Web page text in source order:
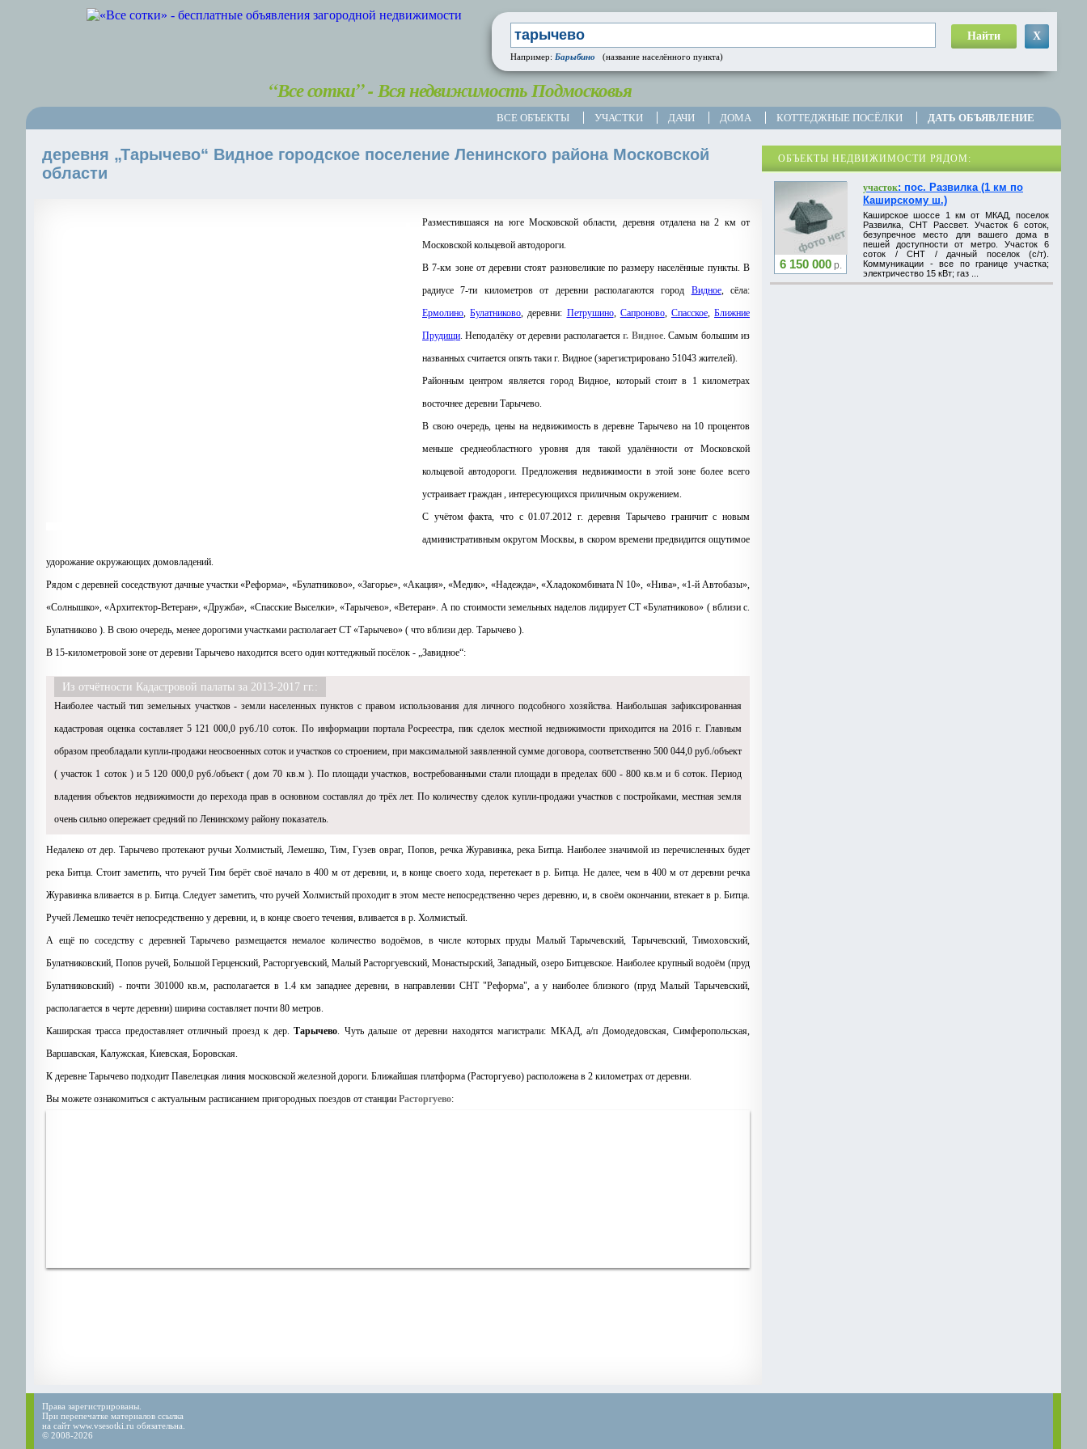
“Все сотки” - Вся недвижимость Подмосковья
ВСЕ ОБЪЕКТЫ УЧАСТКИ ДАЧИ ДОМА КОТТЕДЖНЫЕ ПОСЁЛКИ ДАТЬ ОБЪЯВЛЕНИЕ
Найти X
Например: Барыбино (название населённого пункта)
деревня „Тарычево“ Видное городское поселение Ленинского района Московской
области
Разместившаяся на юге Московской области, деревня отдалена на 2 км от
Московской кольцевой автодороги.
В 7-км зоне от деревни стоят разновеликие по размеру населённые пункты. В
радиусе 7-ти километров от деревни располагаются город Видное, сёла:
Ермолино,Булатниково, деревни: Петрушино, Сапроново, Спасское,Ближние
Прудищи. Неподалёку от деревни располагаетсяг. Видное. Самым большим из
названных считается опять таки г. Видное (зарегистрировано 51043 жителей).
Районным центром является город Видное, который стоит в 1 километрах
восточнее деревни Тарычево.
В свою очередь, цены на недвижимость в деревне Тарычево на 10 процентов
меньше среднеобластного уровня для такой удалённости от Московской
кольцевой автодороги. Предложения недвижимости в этой зоне более всего
устраивает граждан , интересующихся приличным окружением.
С учётом факта, что с 01.07.2012 г. деревня Тарычево граничит с новым
административным округом Москвы, в скором времени предвидится ощутимое
удорожание окружающих домовладений.
Рядом с деревней соседствуют дачные участки «Реформа», «Булатниково», «Загорье», «Акация», «Медик», «Надежда», «Хладокомбината N 10», «Нива», «1-й Автобазы»,
«Солнышко», «Архитектор-Ветеран», «Дружба», «Спасские Выселки», «Тарычево», «Ветеран». А по стоимости земельных наделов лидирует СТ «Булатниково» ( вблизи с.
Булатниково ). В свою очередь, менее дорогими участками располагает СТ «Тарычево» ( что вблизи дер. Тарычево ).
В 15-километровой зоне от деревни Тарычево находится всего один коттеджный посёлок - „Завидное“:
Из отчётности Кадастровой палаты за 2013-2017 гг.:
Наиболее частый тип земельных участков - земли населенных пунктов с правом использования для личного подсобного хозяйства. Наибольшая зафиксированная
кадастровая оценка составляет 5 121 000,0 руб./10 соток. По информации портала Росреестра, пик сделок местной недвижимости приходится на 2016 г. Главным
образом преобладали купли-продажи неосвоенных соток и участков со строением, при максимальной заявленной сумме договора, соответственно 500 044,0 руб./объект
( участок 1 соток ) и 5 120 000,0 руб./объект ( дом 70 кв.м ). По площади участков, востребованными стали площади в пределах 600 - 800 кв.м и 6 соток. Период
владения объектов недвижимости до перехода прав в основном составлял до трёх лет. По количеству сделок купли-продажи участков с постройками, местная земля
очень сильно опережает средний по Ленинскому району показатель.
Недалеко от дер. Тарычево протекают ручьи Холмистый, Лемешко, Тим, Гузев овраг, Попов, речка Журавинка, река Битца. Наиболее значимой из перечисленных будет
река Битца. Стоит заметить, что ручей Тим берёт своё начало в 400 м от деревни, и, в конце своего хода, перетекает в р. Битца. Не далее, чем в 400 м от деревни речка
Журавинка вливается в р. Битца. Следует заметить, что ручей Холмистый проходит в этом месте непосредственно через деревню, и, в своём окончании, втекает в р. Битца.
Ручей Лемешко течёт непосредственно у деревни, и, в конце своего течения, вливается в р. Холмистый.
А ещё по соседству с деревней Тарычево размещается немалое количество водоёмов, в числе которых пруды Малый Тарычевский, Тарычевский, Тимоховский,
Булатниковский, Попов ручей, Большой Герценский, Расторгуевский, Малый Расторгуевский, Монастырский, Западный, озеро Битцевское. Наиболее крупный водоём (пруд
Булатниковский) - почти 301000 кв.м, располагается в 1.4 км западнее деревни, в направлении СНТ "Реформа", a у наиболее близкого (пруд Малый Тарычевский,
располагается в черте деревни) ширина составляет почти 80 метров.
Каширская трасса предоставляет отличный проезд к дер.Тарычево. Чуть дальше от деревни находятся магистрали: МКАД, а/п Домодедовская, Симферопольская,
Варшавская, Калужская, Киевская, Боровская.
К деревне Тарычево подходит Павелецкая линия московской железной дороги. Ближайшая платформа (Расторгуево) расположена в 2 километрах от деревни.
Вы можете ознакомиться с актуальным расписанием пригородных поездов от станции Расторгуево:
ОБЪЕКТЫ НЕДВИЖИМОСТИ РЯДОМ:
6 150 000р.
участок: пос. Развилка (1 км по
Каширскому ш.)
Каширское шоссе 1 км от МКАД, поселок
Развилка, СНТ Рассвет. Участок 6 соток,
безупречное место для вашего дома в
пешей доступности от метро. Участок 6
соток / СНТ / дачный поселок (с/т).
Коммуникации - все по границе участка;
электричество 15 кВт; газ ...
Права зарегистрированы.
При перепечатке материалов ссылка
на сайт www.vsesotki.ru обязательна.
© 2008-2026